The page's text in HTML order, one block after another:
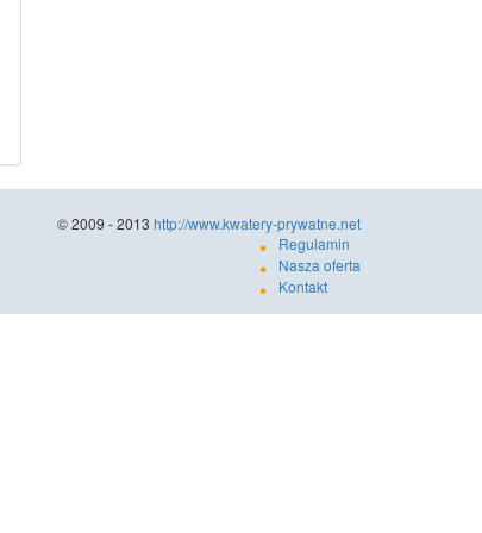
© 2009 - 2013 http://www.kwatery-prywatne.net
Regulamin
Nasza oferta
Kontakt